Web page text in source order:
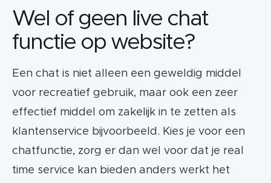
Met live chat kun je mensen die anders je
site zouden verlaten omdat ze niet vonden
wat ze zochten, laagdrempelig toch op je
website houden.
De optie tot menselijk contact is nog steeds
belangrijk bij chat bots, ook al vindt men
het over het algemeen prima om met een
bot te chatten.
Wel of geen live chat
functie op website?
Een chat is niet alleen een geweldig middel
voor recreatief gebruik, maar ook een zeer
effectief middel om zakelijk in te zetten als
klantenservice bijvoorbeeld. Kies je voor een
chatfunctie, zorg er dan wel voor dat je real
time service kan bieden anders werkt het